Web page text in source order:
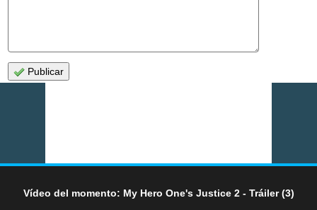
Publicar
Vídeo del momento: My Hero One's Justice 2 - Tráiler (3)